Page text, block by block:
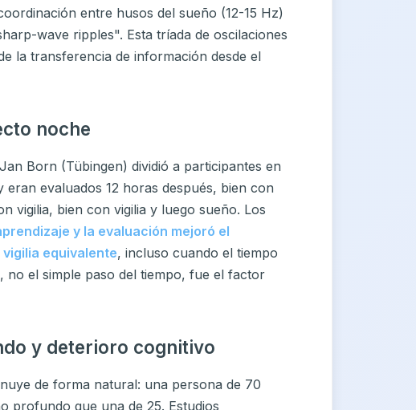
entre husos del sueño (12-15 Hz)
wave ripples". Esta tríada de oscilaciones
la transferencia de información desde el
noche
Born (Tübingen) dividió a participantes en
evaluados 12 horas después, bien con
vigilia, bien con vigilia y luego sueño. Los
y la evaluación mejoró el
equivalente, incluso cuando el tiempo
no el simple paso del tiempo, fue el factor
y deterioro cognitivo
de forma natural: una persona de 70
profundo que una de 25. Estudios